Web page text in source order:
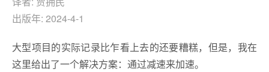
出版年: 2024-4-1
大型项目的实际记录比乍看上去的还要糟糕，但是，我在
这里给出了一个解决方案：通过减速来加速。